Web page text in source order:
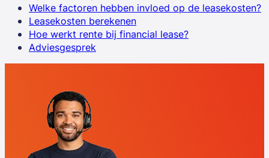
Welke factoren hebben invloed op de leasekosten?
Leasekosten berekenen
Hoe werkt rente bij financial lease?
Adviesgesprek